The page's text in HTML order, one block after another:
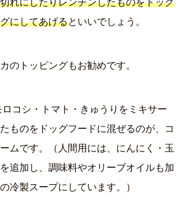
れにしたりレンチンしたものをドッグ
にしてあげるといいでしょう。
のトッピングもお勧めです。
コシ・トマト・きゅうりをミキサー
ものをドッグフードに混ぜるのが、コ
ムです。（人間用には、にんにく・玉
追加し、調味料やオリーブオイルも加
冷製スープにしています。）